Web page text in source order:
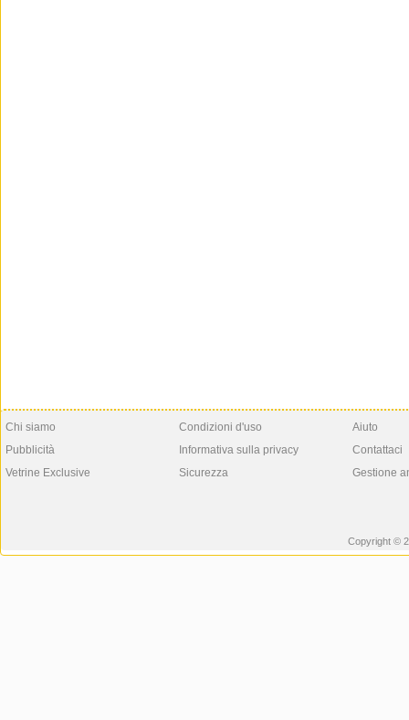
Chi siamo
Pubblicità
Vetrine Exclusive
Condizioni d'uso
Informativa sulla privacy
Sicurezza
Aiuto
Contattaci
Gestione
Copyright ©